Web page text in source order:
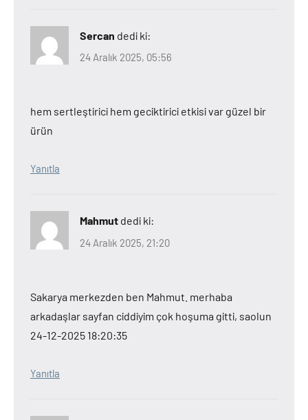
Sercan dedi ki:
24 Aralık 2025, 05:56
hem sertleştirici hem geciktirici etkisi var güzel bir
ürün
Yanıtla
Mahmut dedi ki:
24 Aralık 2025, 21:20
Sakarya merkezden ben Mahmut. merhaba
arkadaşlar sayfan ciddiyim çok hoşuma gitti, saolun
24-12-2025 18:20:35
Yanıtla